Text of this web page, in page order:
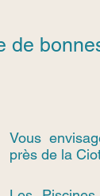
de
Vous
près de la